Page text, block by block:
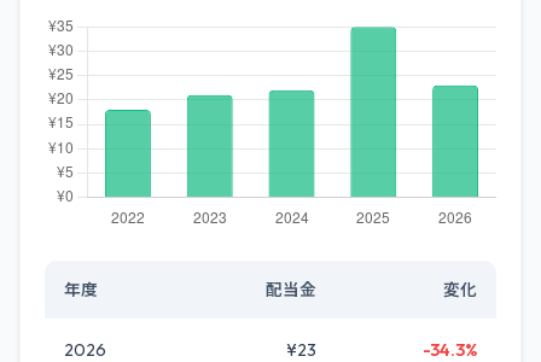
年度 配当金 変化
2026 ¥23 -34.3%